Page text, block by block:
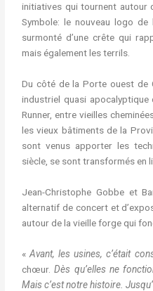
initiatives qui tournent autour
Symbole: le nouveau logo
surmonté d’une crête qui
mais également les terrils.
Du côté de la Porte ouest de
industriel quasi
Runner, entre vieilles
les vieux bâtiments de la
sont venus apporter les
siècle, se sont transformés en
Jean-Christophe Gobbe et
alternatif de concert et
autour de la vieille forge qui
« Avant, les usines, c’était
chœur.Dès qu’elles ne
Mais c’est notre histoire.